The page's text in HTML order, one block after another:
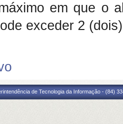
em que o
exceder 2
de Tecnologia da Informação - (84)